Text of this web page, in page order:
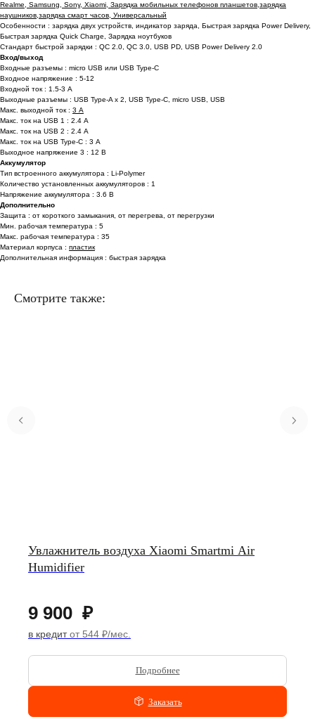
Realme, Samsung, Sony, Xiaomi, Зарядка мобильных телефонов планшетов,зарядка
наушников,зарядка смарт часов, Универсальный
Особенности : зарядка двух устройств, индикатор заряда, Быстрая зарядка Power Delivery,
Быстрая зарядка Quick Charge, Зарядка ноутбуков
Стандарт быстрой зарядки : QC 2.0, QC 3.0, USB PD, USB Power Delivery 2.0
Вход/выход
Входные разъемы : micro USB или USB Type-C
Входное напряжение : 5-12
Входной ток : 1.5-3 А
Выходные разъемы : USB Type-A x 2, USB Type-C, micro USB, USB
Макс. выходной ток : 3 А
Макс. ток на USB 1 : 2.4 А
Макс. ток на USB 2 : 2.4 А
Макс. ток на USB Type-C : 3 А
Выходное напряжение 3 : 12 В
Аккумулятор
Тип встроенного аккумулятора : Li-Polymer
Количество установленных аккумуляторов : 1
Напряжение аккумулятора : 3.6 В
Дополнительно
Защита : от короткого замыкания, от перегрева, от перегрузки
Мин. рабочая температура : 5
Макс. рабочая температура : 35
Материал корпуса : пластик
Дополнительная информация : быстрая зарядка
Смотрите также:
Увлажнитель воздуха Xiaomi Smartmi Air
Humidifier
9 900 ₽
в кредитот 544 ₽/мес.
Подробнее
Заказать